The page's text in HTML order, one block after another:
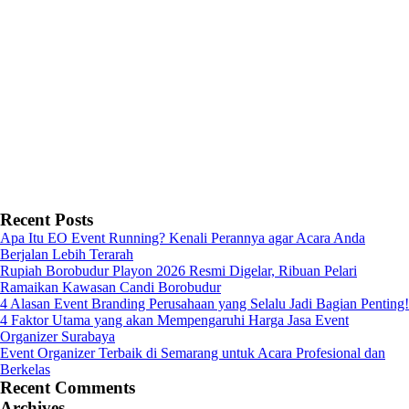
Recent Posts
Apa Itu EO Event Running? Kenali Perannya agar Acara Anda
Berjalan Lebih Terarah
Rupiah Borobudur Playon 2026 Resmi Digelar, Ribuan Pelari
Ramaikan Kawasan Candi Borobudur
4 Alasan Event Branding Perusahaan yang Selalu Jadi Bagian Penting!
4 Faktor Utama yang akan Mempengaruhi Harga Jasa Event
Organizer Surabaya
Event Organizer Terbaik di Semarang untuk Acara Profesional dan
Berkelas
Recent Comments